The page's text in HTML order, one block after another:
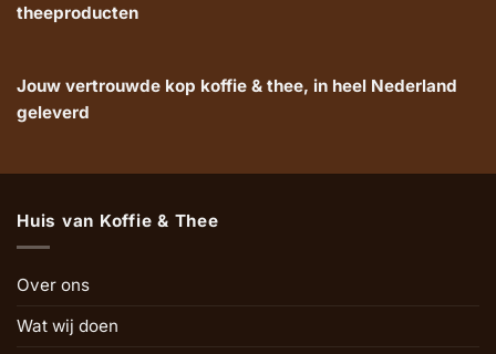
theeproducten
Jouw vertrouwde kop koffie & thee, in heel Nederland
geleverd
Huis van Koffie & Thee
Over ons
Wat wij doen